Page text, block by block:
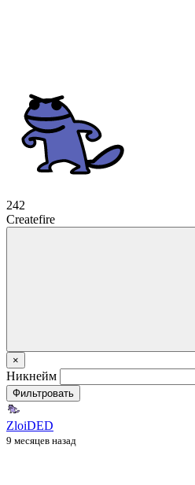
242
Createfire
×
Никнейм
Фильтровать
ZloiDED
9 месяцев назад